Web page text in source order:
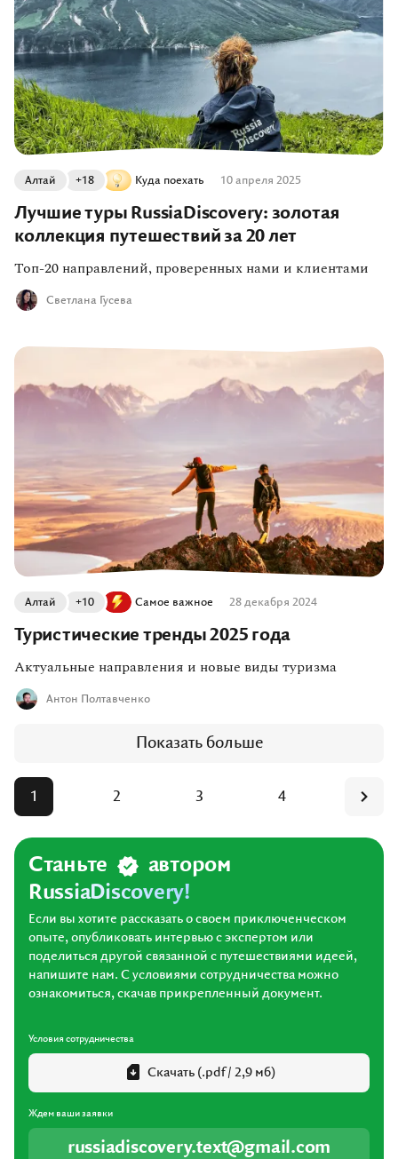
Куда поехать
+18
Алтай 10 апреля 2025
Лучшие туры RussiaDiscovery: золотая
коллекция путешествий за 20 лет
Топ-20 направлений, проверенных нами и клиентами
Светлана Гусева
Самое важное
+10
Алтай 28 декабря 2024
Туристические тренды 2025 года
Актуальные направления и новые виды туризма
Антон Полтавченко
Показать больше
1 2 3 4
Станьте
автором
RussiaDiscovery!
Если вы хотите рассказать о своем приключенческом
опыте, опубликовать интервью с экспертом или
поделиться другой связанной с путешествиями идеей,
напишите нам. С условиями сотрудничества можно
ознакомиться, скачав прикрепленный документ.
Условия сотрудничества
Скачать (.pdf / 2,9 мб)
Ждем ваши заявки
russiadiscovery.text@gmail.com